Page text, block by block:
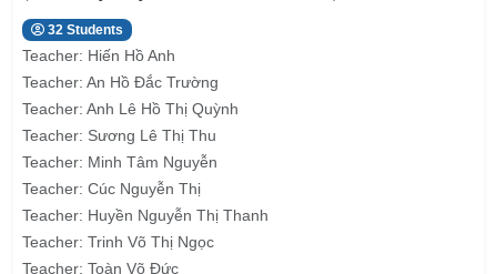
32 Students
Teacher: Hiến Hồ Anh
Teacher: An Hồ Đắc Trường
Teacher: Anh Lê Hồ Thị Quỳnh
Teacher: Sương Lê Thị Thu
Teacher: Minh Tâm Nguyễn
Teacher: Cúc Nguyễn Thị
Teacher: Huyền Nguyễn Thị Thanh
Teacher: Trinh Võ Thị Ngọc
Teacher: Toàn Võ Đức